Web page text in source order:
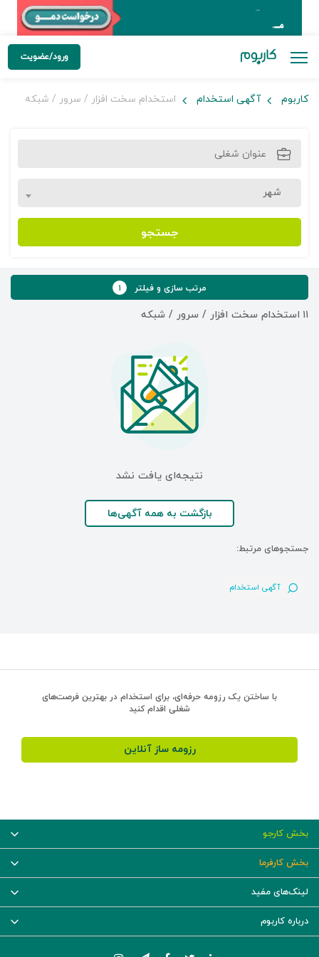
ورود/عضویت
کاربوم آگهی استخدام استخدام سخت افزار / سرور / شبکه
شهر
جستجو
مرتب سازی و فیلتر ۱
۱۱ استخدام سخت افزار / سرور / شبکه
نتیجه‌ای یافت نشد
بازگشت به همه آگهی‌ها
جستجوهای مرتبط:
آگهی استخدام
با ساختن یک رزومه حرفه‌ای، برای استخدام در بهترین فرصت‌های
شغلی اقدام کنید
رزومه ساز آنلاین
بخش کارجو
بخش کارفرما
لینک‌های مفید
درباره کاربوم